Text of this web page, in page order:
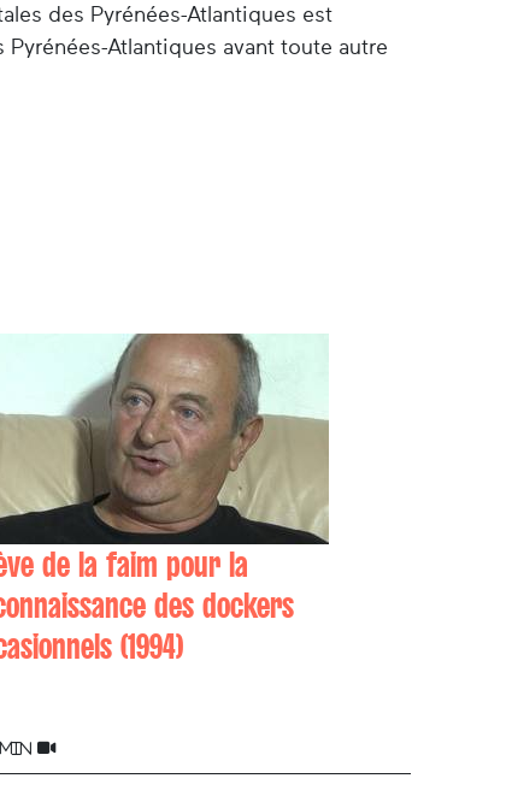
des Pyrénées-Atlantiques est
Atlantiques avant toute autre
de la faim pour la
des dockers
(1994)
min